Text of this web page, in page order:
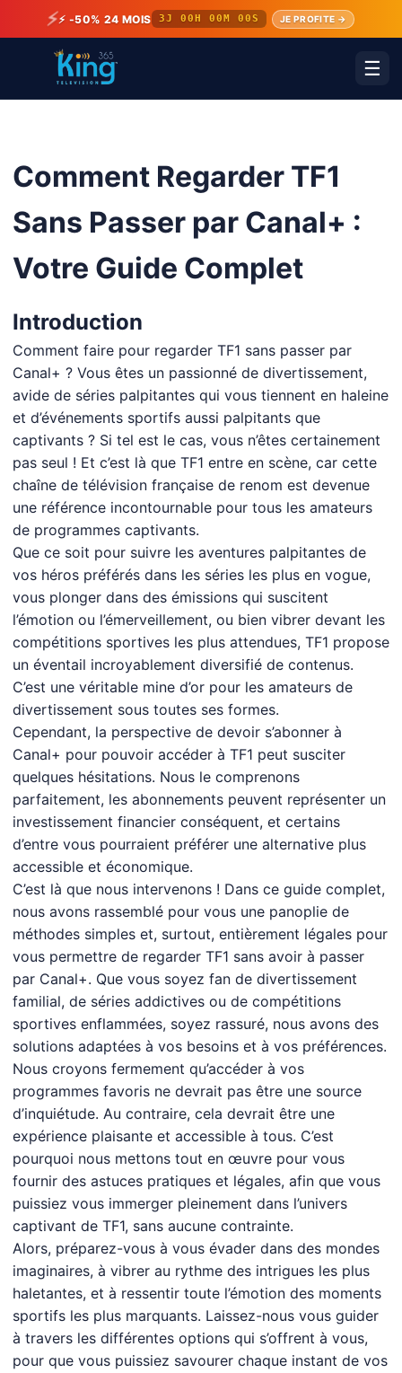
⚡⚡ -50% 24 MOIS 3J 00H 00M 00S JE PROFITE →
☰
Comment Regarder TF1
Sans Passer par Canal+ :
Votre Guide Complet
Introduction
Comment faire pour regarder TF1 sans passer par
Canal+ ? Vous êtes un passionné de divertissement,
avide de séries palpitantes qui vous tiennent en haleine
et d’événements sportifs aussi palpitants que
captivants ? Si tel est le cas, vous n’êtes certainement
pas seul ! Et c’est là que TF1 entre en scène, car cette
chaîne de télévision française de renom est devenue
une référence incontournable pour tous les amateurs
de programmes captivants.
Que ce soit pour suivre les aventures palpitantes de
vos héros préférés dans les séries les plus en vogue,
vous plonger dans des émissions qui suscitent
l’émotion ou l’émerveillement, ou bien vibrer devant les
compétitions sportives les plus attendues, TF1 propose
un éventail incroyablement diversifié de contenus.
C’est une véritable mine d’or pour les amateurs de
divertissement sous toutes ses formes.
Cependant, la perspective de devoir s’abonner à
Canal+ pour pouvoir accéder à TF1 peut susciter
quelques hésitations. Nous le comprenons
parfaitement, les abonnements peuvent représenter un
investissement financier conséquent, et certains
d’entre vous pourraient préférer une alternative plus
accessible et économique.
C’est là que nous intervenons ! Dans ce guide complet,
nous avons rassemblé pour vous une panoplie de
méthodes simples et, surtout, entièrement légales pour
vous permettre de regarder TF1 sans avoir à passer
par Canal+. Que vous soyez fan de divertissement
familial, de séries addictives ou de compétitions
sportives enflammées, soyez rassuré, nous avons des
solutions adaptées à vos besoins et à vos préférences.
Nous croyons fermement qu’accéder à vos
programmes favoris ne devrait pas être une source
d’inquiétude. Au contraire, cela devrait être une
expérience plaisante et accessible à tous. C’est
pourquoi nous mettons tout en œuvre pour vous
fournir des astuces pratiques et légales, afin que vous
puissiez vous immerger pleinement dans l’univers
captivant de TF1, sans aucune contrainte.
Alors, préparez-vous à vous évader dans des mondes
imaginaires, à vibrer au rythme des intrigues les plus
haletantes, et à ressentir toute l’émotion des moments
sportifs les plus marquants. Laissez-nous vous guider
à travers les différentes options qui s’offrent à vous,
pour que vous puissiez savourer chaque instant de vos